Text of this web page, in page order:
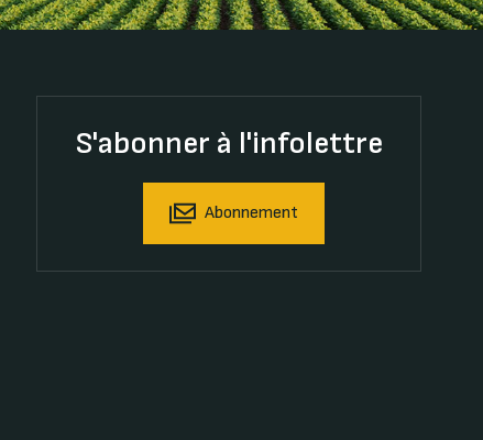
S'abonner à l'infolettre
Abonnement